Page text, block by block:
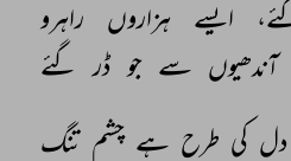
ایسے ہزاروں
راہرو
آندھیوں سے جو ڈر گئے
دل کی طرح ہے چشم تنگ